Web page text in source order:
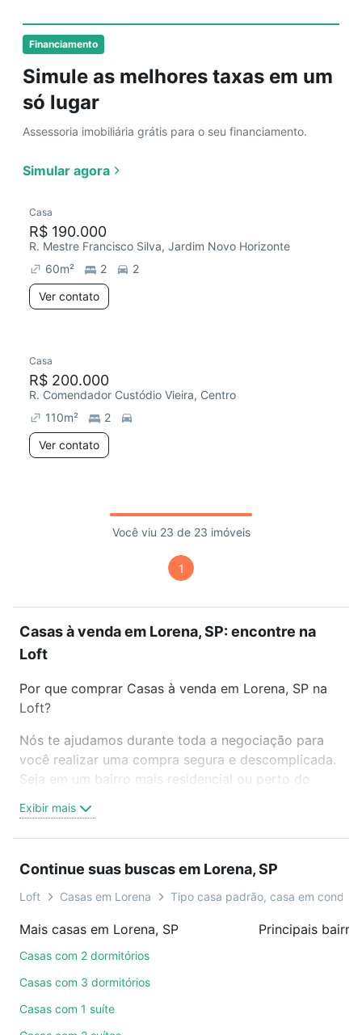
Financiamento
Simule as melhores taxas em um
só lugar
Assessoria imobiliária grátis para o seu financiamento.
Simular agora
Casa
R$ 190.000
R. Mestre Francisco Silva, Jardim Novo Horizonte
60m² 2
2
Ver contato
Casa
R$ 200.000
R. Comendador Custódio Vieira, Centro
110m²
2
Ver contato
Você viu 23 de 23 imóveis
1
Casas à venda em Lorena, SP: encontre na
Loft
Por que comprar Casas à venda em Lorena, SP na
Loft?
Nós te ajudamos durante toda a negociação para
você realizar uma compra segura e descomplicada.
Seja em um bairro mais residencial ou perto do
oferta ideal de Casas à venda em Lorena, SP para
conquistar seu sonho. Agende uma visita presencial
você ainda conta com mais de 46 mil corretores e
imobiliárias te ajudando na compra, venda ou troca
Como escolher um imóvel?
Use barra de busca no topo para pesquisar por
também pode usar os filtros como quantidade de
Exibir mais
Continue suas buscas em Lorena, SP
Loft Casas em Lorena Tipo casa padrão, casa em
Mais casas em Lorena, SP
Casas com 2 dormitórios
Casas com 3 dormitórios
Casas com 1 suíte
Principais